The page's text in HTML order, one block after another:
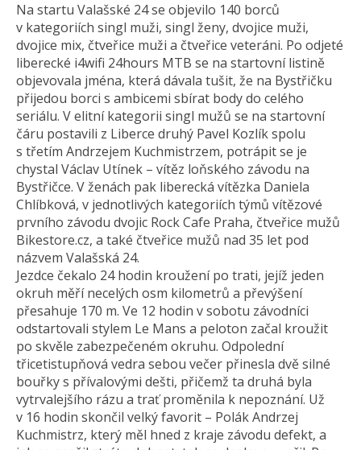
Na startu Valašské 24 se objevilo 140 borců
v kategoriích singl muži, singl ženy, dvojice muži,
dvojice mix, čtveřice muži a čtveřice veteráni. Po odjeté
liberecké i4wifi 24hours MTB se na startovní listině
objevovala jména, která dávala tušit, že na Bystřičku
přijedou borci s ambicemi sbírat body do celého
seriálu. V elitní kategorii singl mužů se na startovní
čáru postavili z Liberce druhý Pavel Kozlík spolu
s třetím Andrzejem Kuchmistrzem, potrápit se je
chystal Václav Utínek – vítěz loňského závodu na
Bystřičce. V ženách pak liberecká vítězka Daniela
Chlíbková, v jednotlivých kategoriích týmů vítězové
prvního závodu dvojic Rock Cafe Praha, čtveřice mužů
Bikestore.cz, a také čtveřice mužů nad 35 let pod
názvem Valašská 24.
Jezdce čekalo 24 hodin kroužení po trati, jejíž jeden
okruh měří necelých osm kilometrů a převýšení
přesahuje 170 m. Ve 12 hodin v sobotu závodníci
odstartovali stylem Le Mans a peloton začal kroužit
po skvěle zabezpečeném okruhu. Odpolední
třicetistupňová vedra sebou večer přinesla dvě silné
bouřky s přívalovými dešti, přičemž ta druhá byla
vytrvalejšího rázu a trať proměnila k nepoznání. Už
v 16 hodin skončil velký favorit – Polák Andrzej
Kuchmistrz, který měl hned z kraje závodu defekt, a